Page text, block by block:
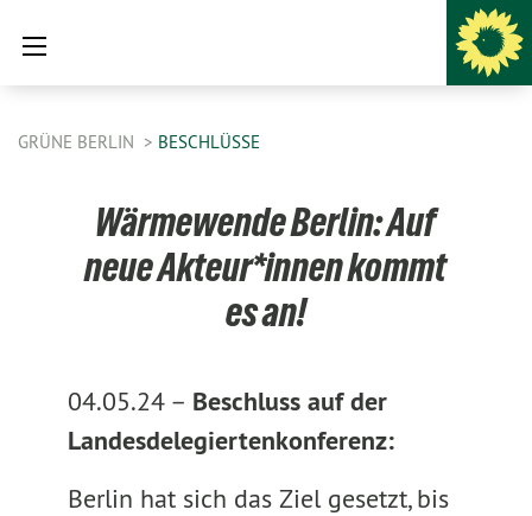
GRÜNE BERLIN BESCHLÜSSE
Wärmewende Berlin: Auf
neue Akteur*innen kommt
es an!
04.05.24 – Beschluss auf der
Landesdelegiertenkonferenz:
Berlin hat sich das Ziel gesetzt, bis